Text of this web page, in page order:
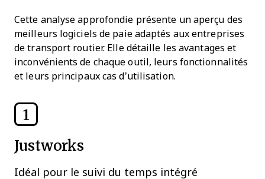
Cette analyse approfondie présente un aperçu des
meilleurs logiciels de paie adaptés aux entreprises
de transport routier. Elle détaille les avantages et
inconvénients de chaque outil, leurs fonctionnalités
et leurs principaux cas d’utilisation.
1
Justworks
Idéal pour le suivi du temps intégré